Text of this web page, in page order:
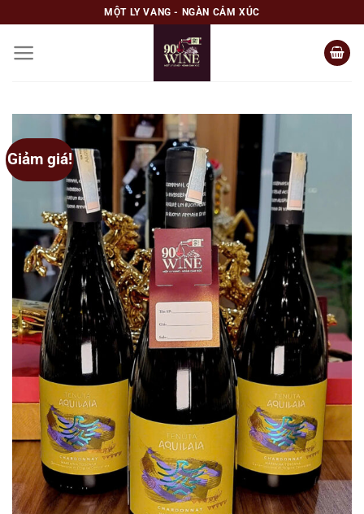
to
content
MỘT LY VANG - NGÀN CẢM XÚC
Giảm giá!